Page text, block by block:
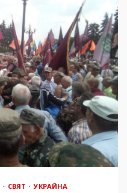
СВЯТ УКРАЙНА